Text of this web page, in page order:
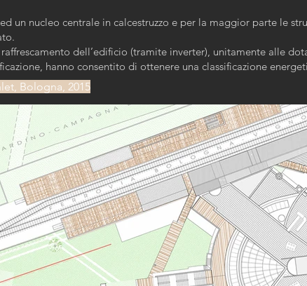
un nucleo centrale in calcestruzzo e per la maggior parte le
dell’edificio (tramite inverter), unitamente alle
hanno consentito di ottenere una classificazione
Bologna, 2015